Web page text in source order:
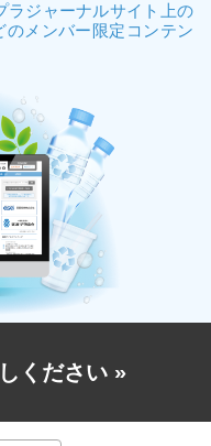
ラジャーナルサイト上の
のメンバー限定コンテン
ください »